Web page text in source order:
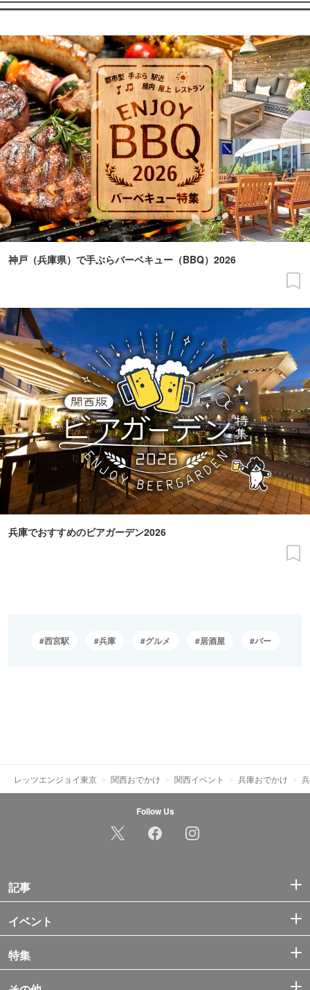
神戸（兵庫県）で手ぶらバーベキュー（BBQ）2026
兵庫でおすすめのビアガーデン2026
西宮駅 兵庫 グルメ 居酒屋 バー
レッツエンジョイ東京 関西おでかけ 関西イベント 兵庫おでかけ
Follow Us
記事
イベント
特集